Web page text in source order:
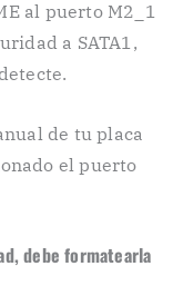
al puerto M2_1
a SATA1,
de tu placa
el puerto
debe formatearla